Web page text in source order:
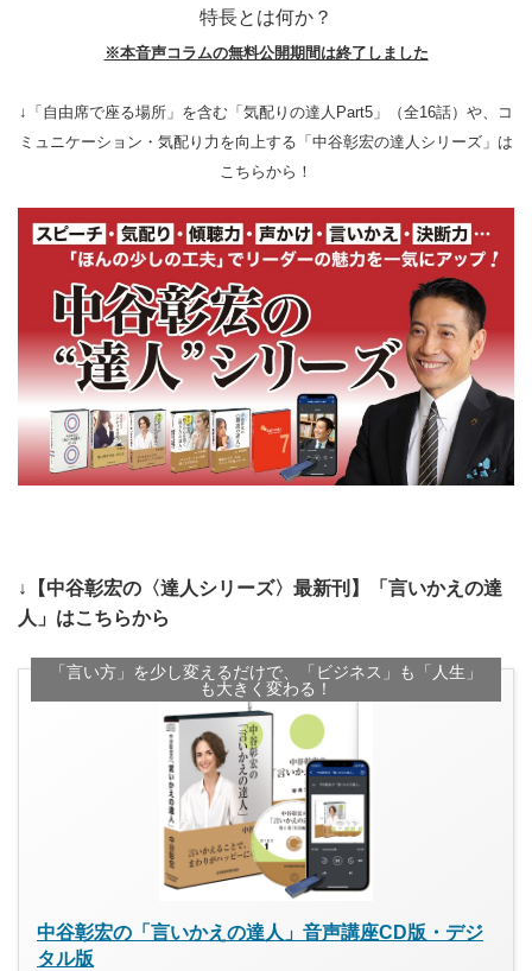
特長とは何か？
※本音声コラムの無料公開期間は終了しました
↓「自由席で座る場所」を含む「気配りの達人Part5」（全16話）や、コ
ミュニケーション・気配り力を向上する「中谷彰宏の達人シリーズ」は
こちらから！
↓【中谷彰宏の〈達人シリーズ〉最新刊】「言いかえの達
人」はこちらから
「言い方」を少し変えるだけで、「ビジネス」も「人生」
も大きく変わる！
中谷彰宏の「言いかえの達人」音声講座CD版・デジ
タル版